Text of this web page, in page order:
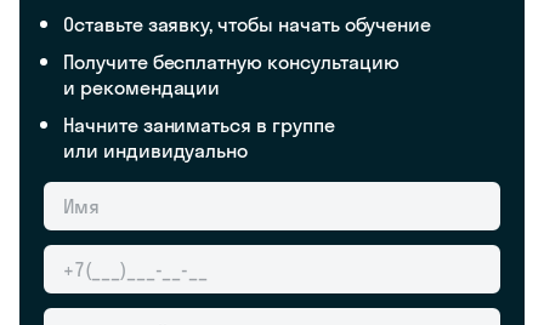
Оставьте заявку, чтобы начать обучение
Получите бесплатную консультацию
и рекомендации
Начните заниматься в группе
или индивидуально